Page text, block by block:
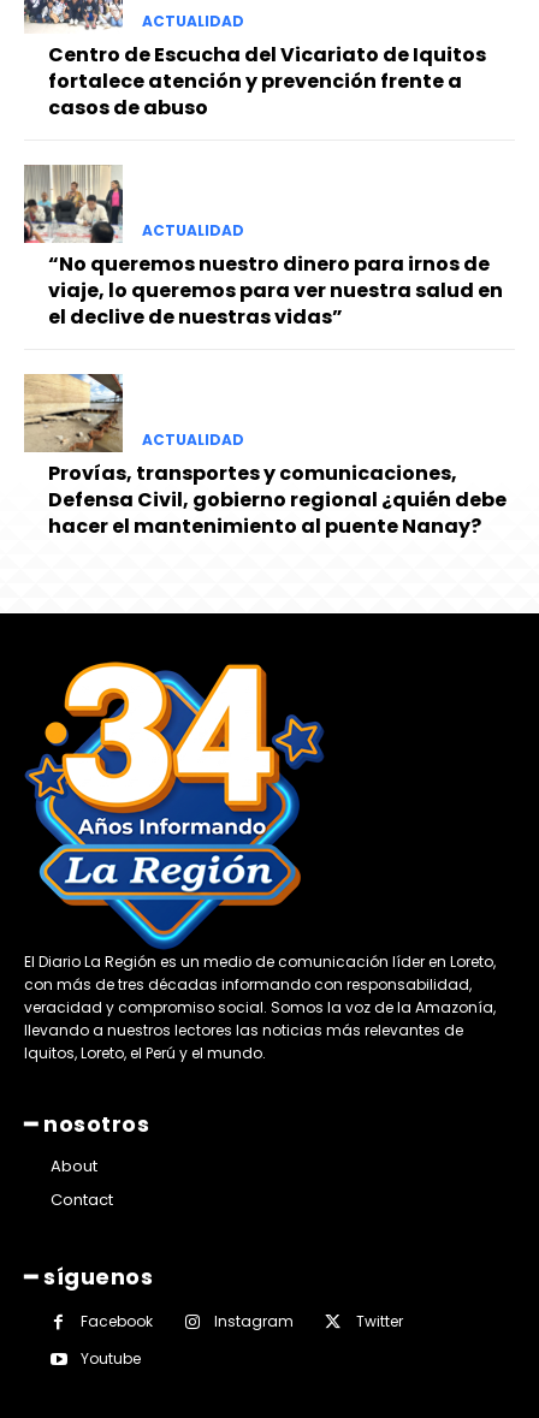
ACTUALIDAD
Centro de Escucha del Vicariato de Iquitos
fortalece atención y prevención frente a
casos de abuso
ACTUALIDAD
“No queremos nuestro dinero para irnos de
viaje, lo queremos para ver nuestra salud en
el declive de nuestras vidas”
ACTUALIDAD
Provías, transportes y comunicaciones,
Defensa Civil, gobierno regional ¿quién debe
hacer el mantenimiento al puente Nanay?
El Diario La Región es un medio de comunicación líder en Loreto,
con más de tres décadas informando con responsabilidad,
veracidad y compromiso social. Somos la voz de la Amazonía,
llevando a nuestros lectores las noticias más relevantes de
Iquitos, Loreto, el Perú y el mundo.
━ nosotros
About
Contact
━ síguenos
Facebook Instagram
Twitter
Youtube